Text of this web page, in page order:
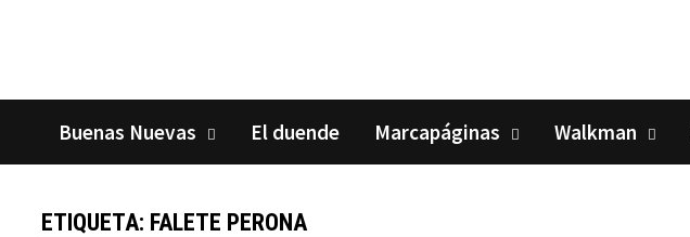
Buenas Nuevas El duende Marcapáginas Walkman
ETIQUETA: FALETE PERONA